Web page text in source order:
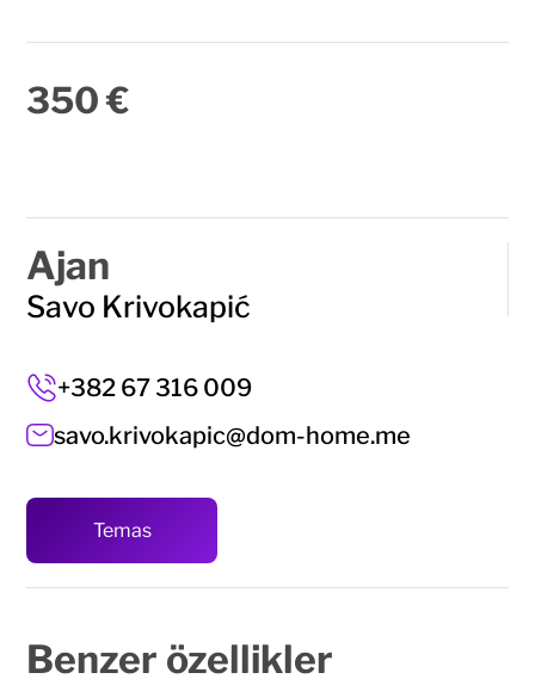
350 €
Ajan
Savo Krivokapić
+382 67 316 009
savo.krivokapic@dom-home.me
Temas
Benzer özellikler